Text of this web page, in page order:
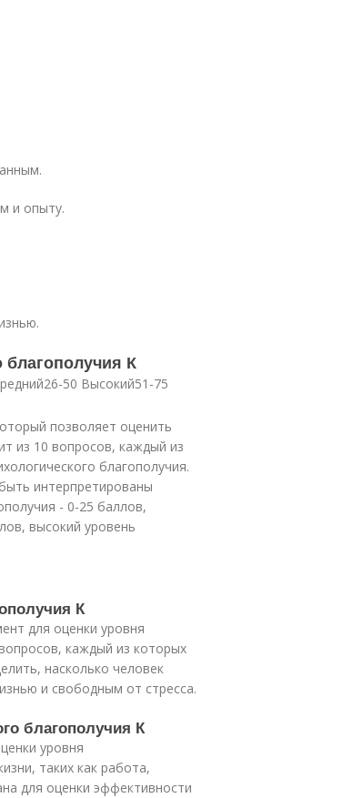
и опыту.
благополучия К
50 Высокий51-75
позволяет оценить
из 10 вопросов, каждый из
благополучия.
интерпретированы
- 0-25 баллов,
высокий уровень
К
для оценки уровня
каждый из которых
насколько человек
и свободным от стресса.
благополучия К
уровня
таких как работа,
для оценки эффективности